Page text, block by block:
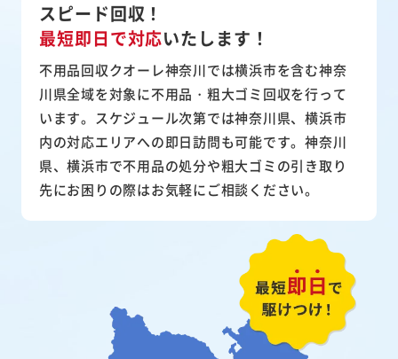
スピード回収！
最短即日で対応いたします！
不用品回収クオーレ神奈川では横浜市を含む神奈
川県全域を対象に不用品・粗大ゴミ回収を行って
います。スケジュール次第では神奈川県、横浜市
内の対応エリアへの即日訪問も可能です。神奈川
県、横浜市で不用品の処分や粗大ゴミの引き取り
先にお困りの際はお気軽にご相談ください。